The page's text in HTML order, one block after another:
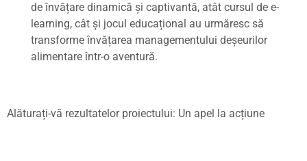
de învățare dinamică și captivantă, atât cursul de e-
learning, cât și jocul educațional au urmăresc să
transforme învățarea managementului deșeurilor
alimentare într-o aventură.
Alăturați-vă rezultatelor proiectului: Un apel la acțiune